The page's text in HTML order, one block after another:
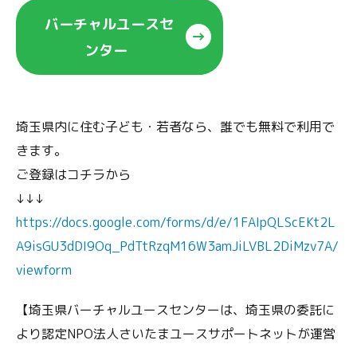
バーチャルユースセ
ンター
埼玉県内に住む子ども・若者なら、誰でも無料で利用で
きます。
ご登録はコチラから
↓↓↓
https://docs.google.com/forms/d/e/1FAIpQLScEKt2L
A9isGU3dDI9Oq_PdTtRzqM16W3amJiLVBL2DiMzv7A/
viewform
【埼玉県バーチャルユースセンターは、埼玉県の委託に
より認定NPO法人さいたまユースサポートネットが運営